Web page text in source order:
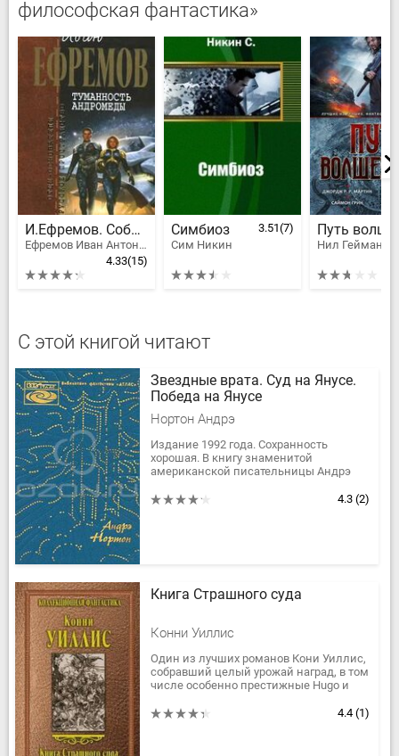
философская фантастика»
И.Ефремов. Собрание сочинений в 4-х томах. т.1
Ефремов Иван Антонович
4.33(15)
Симбиоз
Сим Никин
3.51(7) Путь
С этой книгой читают
Звездные врата. Суд на Янусе.
Победа на Янусе
Нортон Андрэ
Издание 1992 года. Сохранность
хорошая. В книгу знаменитой
американской писательницы Андрэ
и " Победа на Янусе ", а также роман...
4.3 (2)
Книга Страшного суда
Конни Уиллис
Один из лучших романов Кони Уиллис,
собравший целый урожай наград, в том
числе особенно престижные Hugo и
критиков, называвших его...
4.4 (1)